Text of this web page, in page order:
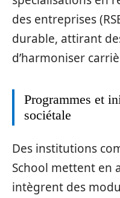
des entreprises
durable, attirant
d’harmoniser
Programmes et
sociétale
Des institutions
School mettent en
intègrent des